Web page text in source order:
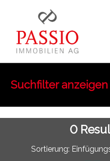
Suchfilter anzeigen
0
Sortierung: